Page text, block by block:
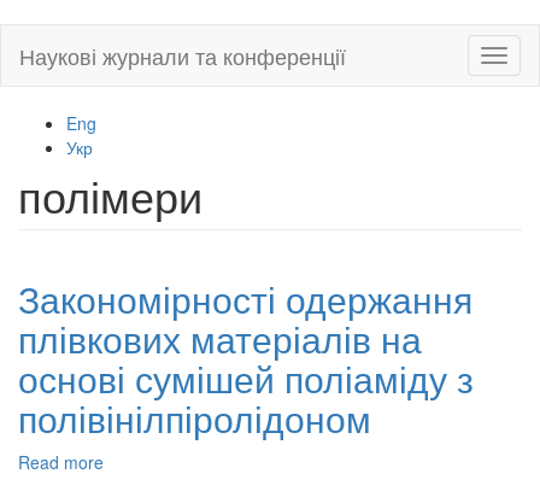
main
Наукові журнали та конференції
Eng
Укр
полімери
Закономірності одержання
плівкових матеріалів на
основі сумішей поліаміду з
полівінілпіролідоном
Read more